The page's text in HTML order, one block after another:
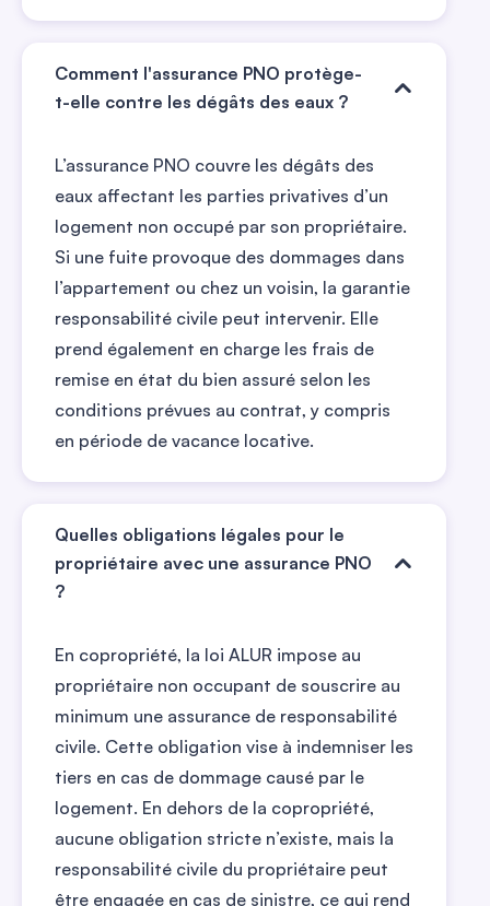
Comment l'assurance PNO protège-
t-elle contre les dégâts des eaux ?
L’assurance PNO couvre les dégâts des
eaux affectant les parties privatives d’un
logement non occupé par son propriétaire.
Si une fuite provoque des dommages dans
l’appartement ou chez un voisin, la garantie
responsabilité civile peut intervenir. Elle
prend également en charge les frais de
remise en état du bien assuré selon les
conditions prévues au contrat, y compris
en période de vacance locative.
Quelles obligations légales pour le
propriétaire avec une assurance PNO
?
En copropriété, la loi ALUR impose au
propriétaire non occupant de souscrire au
minimum une assurance de responsabilité
civile. Cette obligation vise à indemniser les
tiers en cas de dommage causé par le
logement. En dehors de la copropriété,
aucune obligation stricte n’existe, mais la
responsabilité civile du propriétaire peut
être engagée en cas de sinistre, ce qui rend